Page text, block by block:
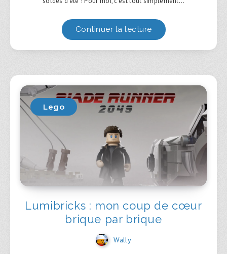
Continuer la lecture
Lego
Lumibricks : mon coup de cœur
brique par brique
Wally